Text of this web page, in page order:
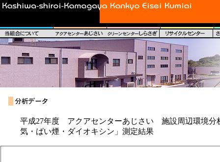
平成27年度 アクアセンターあじさい 施設周辺環境
気・ばい煙・ダイオキシン」測定結果